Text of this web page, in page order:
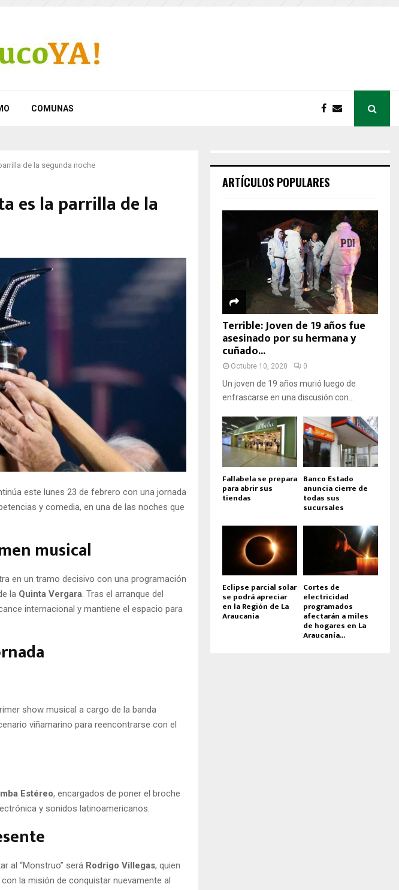
COMUNAS
de la segunda noche
es la parrilla de la
este lunes 23 de febrero con una jornada
y comedia, en una de las noches que
musical
en un tramo decisivo con una programación
la Quinta Vergara. Tras el arranque del
internacional y mantiene el espacio para
show musical a cargo de la banda
viñamarino para reencontrarse con el
Estéreo, encargados de poner el broche
y sonidos latinoamericanos.
al “Monstruo” será Rodrigo Villegas, quien
la misión de conquistar nuevamente al
ARTÍCULOS POPULARES
Terrible: Joven de 19 años fue
asesinado por su hermana y
cuñado...
Octubre 10, 2020 0
Un joven de 19 años murió luego de
enfrascarse en una discusión con...
Fallabela se prepara
para abrir sus
tiendas
Banco Estado
anuncia cierre de
todas sus
sucursales
Eclipse parcial solar
se podrá apreciar
en la Región de La
Araucania
Cortes de
electricidad
programados
afectarán a miles
de hogares en La
Araucanía...